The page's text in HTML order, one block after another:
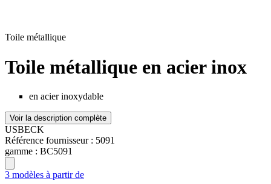
Toile métallique
Toile métallique en acier inox
en acier inoxydable
Voir la description complète
USBECK
Référence fournisseur : 5091
gamme : BC5091
3 modèles à partir de